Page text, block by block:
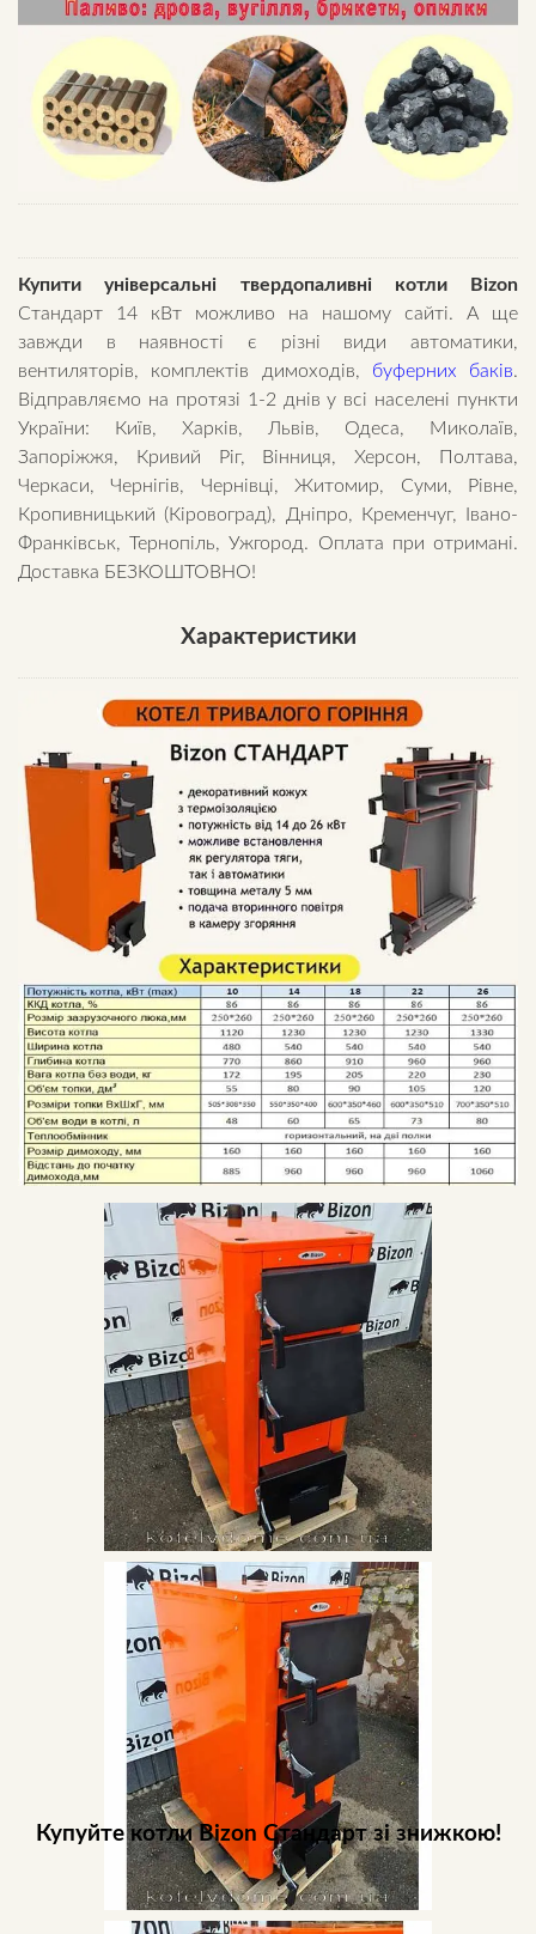
Купити універсальні твердопаливні котли Bizon
Стандарт 14 кВт можливо на нашому сайті. А ще
завжди в наявності є різні види автоматики,
вентиляторів, комплектів димоходів, буферних баків.
Відправляємо на протязі 1-2 днів у всі населені пункти
України: Київ, Харків, Львів, Одеса, Миколаїв,
Запоріжжя, Кривий Ріг, Вінниця, Херсон, Полтава,
Черкаси, Чернігів, Чернівці, Житомир, Суми, Рівне,
Кропивницький (Кіровоград), Дніпро, Кременчуг, Івано-
Франківськ, Тернопіль, Ужгород. Оплата при отримані.
Доставка БЕЗКОШТОВНО!
Характеристики
Купуйте котли Bizon Стандарт зі знижкою!